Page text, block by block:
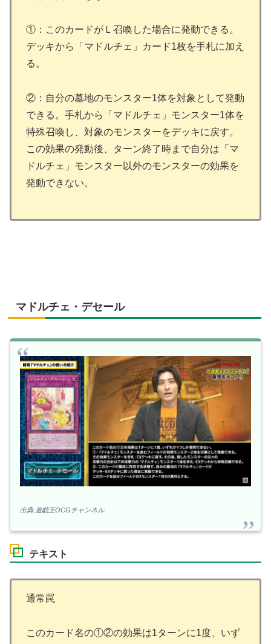
①：このカードがＬ召喚した場合に発動できる。
デッキから「マドルチェ」カード1枚を手札に加え
る。
②：自分の墓地のモンスター1体を対象として発動
できる。手札から「マドルチェ」モンスター1体を
特殊召喚し、対象のモンスターをデッキに戻す。
この効果の発動後、ターン終了時まで自分は「マ
ドルチェ」モンスター以外のモンスターの効果を
発動できない。
マドルチェ・デセール
出典:遊戯王OCGチャンネル
テキスト
通常罠
このカード名の①②の効果は1ターンに1度、いず